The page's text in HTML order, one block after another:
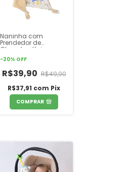
Naninha com
Prendedor de
Chupetas Unissex
Pimpolho
-20% OFF
R$39,90 R$49,90
R$37,91 com Pix
COMPRAR